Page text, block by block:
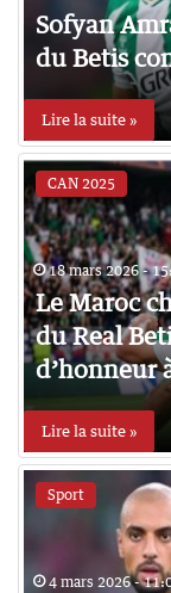
Sofyan
du Betis
Lire la suite »
CAN 2025
18 mars 2026 -
Le Maroc
du Real
d’honneur
Lire la suite »
Sport
4 mars 2026 -